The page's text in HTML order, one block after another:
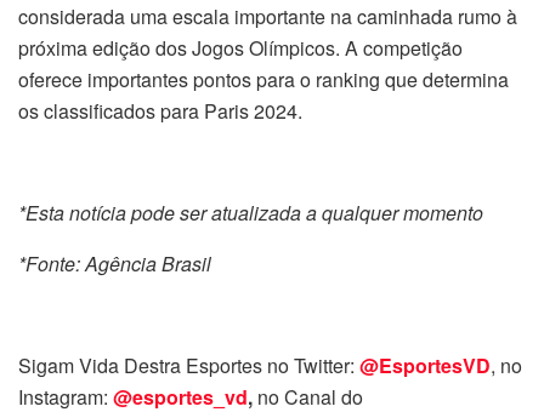
considerada uma escala importante na caminhada rumo à
próxima edição dos Jogos Olímpicos. A competição
oferece importantes pontos para o ranking que determina
os classificados para Paris 2024.
*Esta notícia pode ser atualizada a qualquer momento
*Fonte: Agência Brasil
Sigam Vida Destra Esportes no Twitter: @EsportesVD, no
Instagram: @esportes_vd, no Canal do